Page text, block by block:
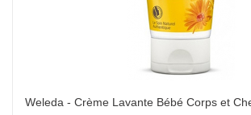
Weleda - Crème Lavante Bébé Corps et